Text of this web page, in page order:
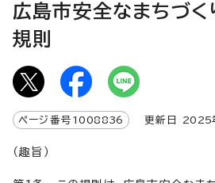
広島市安全なまちづく
規則
ページ番号 1008836 更新日 2025
（趣旨）